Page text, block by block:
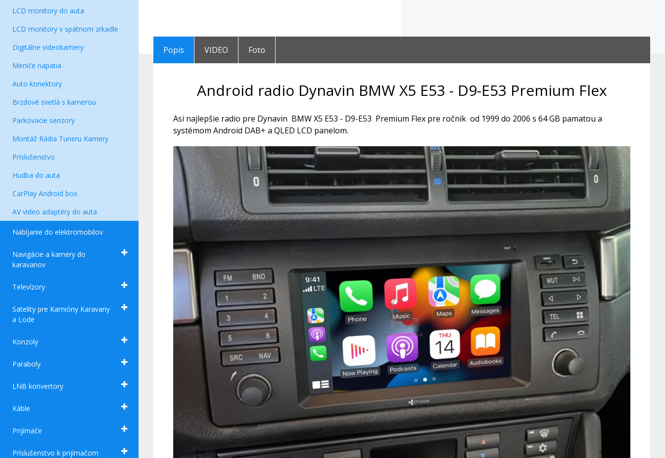
LCD monitory do auta
LCD monitory v spätnom zrkadle
Digitálne videokamery
Meniče napatia
Auto konektory
Brzdové svetlá s kamerou
Parkovacie senzory
Montáž Rádia Tuneru Kamery
Príslušenstvo
Hudba do auta
CarPlay Android box
AV video adaptéry do auta
Nabíjanie do elektromobilov
Navigácie a kamery do
karavanov
Televízory
Satelity pre Kamióny Karavany
a Lode
Konzoly
Paraboly
LNB konvertory
Káble
Prijímače
Príslušenstvo k prijímačom
Popis VIDEO Foto
Android radio Dynavin BMW X5 E53 - D9-E53 Premium Flex
Asi najlepšie radio pre Dynavin BMW X5 E53 - D9-E53 Premium Flex pre ročník od 1999 do 2006 s 64 GB pamatou a
systémom Android DAB+ a QLED LCD panelom.